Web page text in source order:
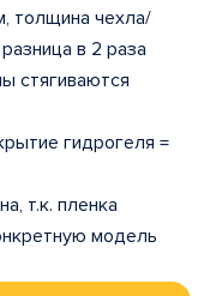
толщина чехла/
в 2 раза
стягиваются
гидрогеля =
т.к. пленка
модель